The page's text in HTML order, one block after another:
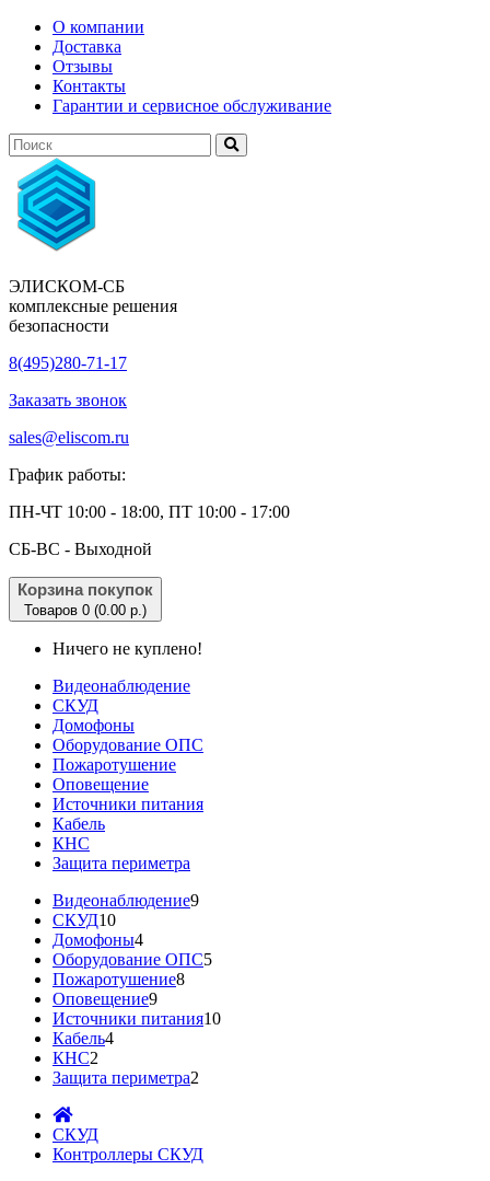
О компании
Доставка
Отзывы
Контакты
Гарантии и сервисное обслуживание
ЭЛИСКОМ-СБ
комплексные решения
безопасности
8(495)280-71-17
Заказать звонок
sales@eliscom.ru
График работы:
ПН-ЧТ 10:00 - 18:00, ПТ 10:00 - 17:00
CБ-ВС - Выходной
Корзина покупок
Товаров 0 (0.00 р.)
Ничего не куплено!
Видеонаблюдение
СКУД
Домофоны
Оборудование ОПС
Пожаротушение
Оповещение
Источники питания
Кабель
КНС
Защита периметра
Видеонаблюдение9
СКУД10
Домофоны4
Оборудование ОПС5
Пожаротушение8
Оповещение9
Источники питания10
Кабель4
КНС2
Защита периметра2
СКУД
Контроллеры СКУД